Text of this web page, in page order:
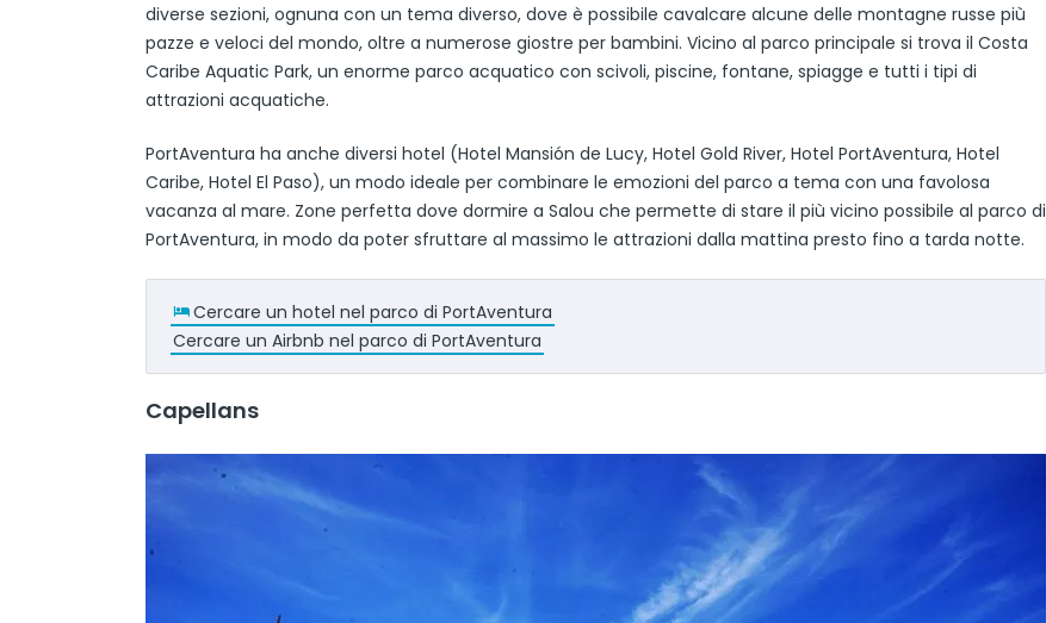
diverse sezioni, ognuna con un tema diverso, dove è possibile cavalcare alcune delle montagne russe più
pazze e veloci del mondo, oltre a numerose giostre per bambini. Vicino al parco principale si trova il Costa
Caribe Aquatic Park, un enorme parco acquatico con scivoli, piscine, fontane, spiagge e tutti i tipi di
attrazioni acquatiche.
PortAventura ha anche diversi hotel (Hotel Mansión de Lucy, Hotel Gold River, Hotel PortAventura, Hotel
Caribe, Hotel El Paso), un modo ideale per combinare le emozioni del parco a tema con una favolosa
vacanza al mare. Zone perfetta dove dormire a Salou che permette di stare il più vicino possibile al parco di
PortAventura, in modo da poter sfruttare al massimo le attrazioni dalla mattina presto fino a tarda notte.
Cercare un hotel nel parco di PortAventura
Cercare un Airbnb nel parco di PortAventura
Capellans